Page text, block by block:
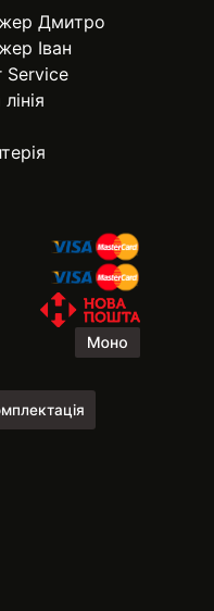
Дмитро
Іван
Service